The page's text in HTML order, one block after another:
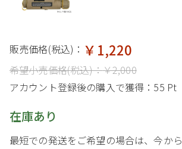
販売価格(税込)： ￥1,220
希望小売価格(税込)：￥2,000
アカウント登録後の購入で獲得： 55 Pt
在庫あり
最短での発送をご希望の場合は、今から